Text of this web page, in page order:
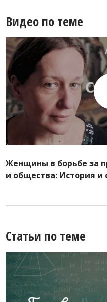
Видео по теме
Женщины в борьбе за
и общества: История и
Статьи по теме